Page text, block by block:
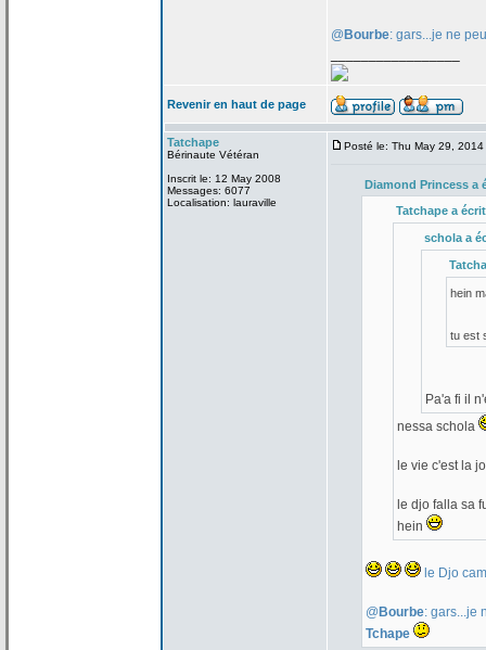
@ Bourbe: gars...je ne
Revenir en haut de page
Tatchape
Bérinaute Vétéran
Inscrit le: 12 May 2008
Messages: 6077
Localisation: lauraville
Posté le: Thu May 29,
Diamond Princess a
Tatchape a
schola a
hein
tu est
Pa'afi il
nessa schola
le vie c'est la
le djo falla sa
hein
le Djo
@ Bourbe: gars...je
Tchape